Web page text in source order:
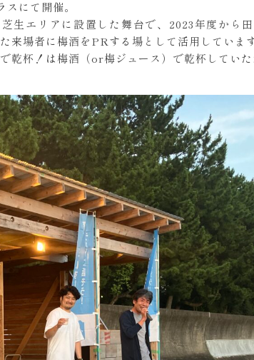
にて開催。
エリアに設置した舞台で、2023年度から田
来場者に梅酒をPRする場として活用しています
杯！は梅酒（or梅ジュース）で乾杯していた